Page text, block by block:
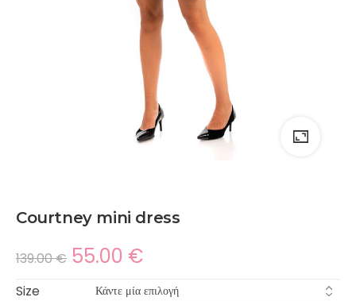
Courtney mini dress
139.00€ 55.00 €
Size